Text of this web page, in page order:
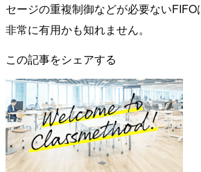
セージの重複制御などが必要ない
非常に有用かも知れません。
この記事をシェアする